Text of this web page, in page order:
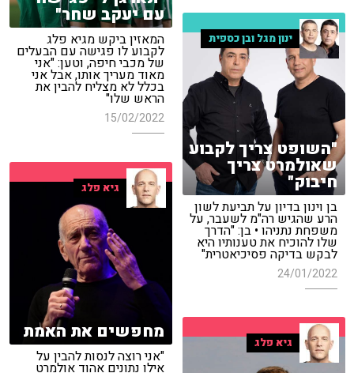
עם יעקב שחר"
המאזין ביקש מגיא פלג
לקבוע לו פגישה עם הבעלים
של מכבי חיפה, וטען: "אני
מאוד מעריך אותו, אבל אני
בכלל לא מצליח להבין את
הראש שלו"
15/02/2022
ינון מגל ובן כספית
"השופט צריך לקבוע
שאולמרט צריך
חיבוק"
בן וינון בדיון על תביעת לשון
הרע שהגיש רה"מ לשעבר, על
משפחת נתניהו • בן: "הדרך
שלו להוכיח את טענותיו היא
לבקש בדיקה פסיכיאטרית"
24/01/2022
גיא פלג
מחפשים את האמת
"אני רוצה לנסות להבין על
אילו נתונים אהוד אולמרט
גיא פלג